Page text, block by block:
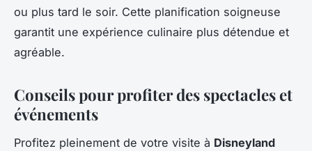
ou plus tard le soir. Cette planification soigneuse
garantit une expérience culinaire plus détendue et
agréable.
Conseils pour profiter des spectacles et
événements
Profitez pleinement de votre visite à Disneyland